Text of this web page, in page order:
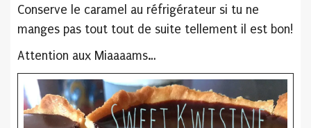
Conserve le caramel au réfrigérateur si tu ne
manges pas tout tout de suite tellement il est bon!
Attention aux Miaaaams…